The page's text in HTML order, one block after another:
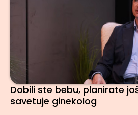
Dobili ste bebu, planirate
savetuje ginekolog